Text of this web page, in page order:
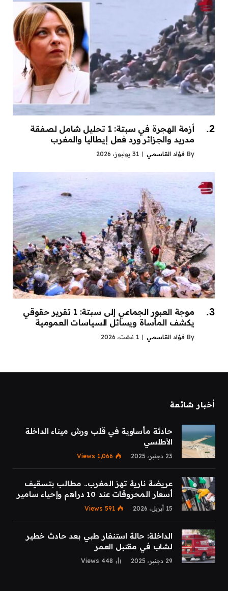
أزمة الهجرة في سبتة: 1 تحليل شامل لصفقة
مدريد والجزائر ورد فعل إيطاليا والمغرب
By فؤاد القاسمي 31 يوليوز، 2026
موجة العبور الجماعي إلى سبتة: 1 تقرير حقوقي
يكشف المأساة ويسائل السياسات العمومية
By فؤاد القاسمي 1 غشت، 2026
أخبار شائعة
حادثة مأساوية في قلب ورش ميناء الداخلة
الأطلسي
23 دجنبر، 2025 1,066
Views
عريضة نارية تهز المغرب.. مطالب بتسقيف
أسعار المحروقات عند 10 دراهم وإحياء سامير
15 أبريل، 2026 591
Views
الداخلة: حالة استنفار طبي بعد حادث خطير
لشاب في مقتبل العمر
29 دجنبر، 2025 448
Views